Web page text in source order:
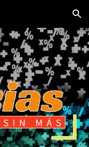
Skip to navigation